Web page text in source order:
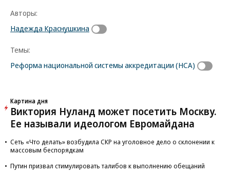
Авторы:
Надежда Краснушкина
Темы:
Реформа национальной системы аккредитации (НСА)
Картина дня
Виктория Нуланд может посетить Москву.
Ее называли идеологом Евромайдана
Сеть «Что делать» возбудила СКР на уголовное дело о склонении к
массовым беспорядкам
Путин призвал стимулировать талибов к выполнению обещаний